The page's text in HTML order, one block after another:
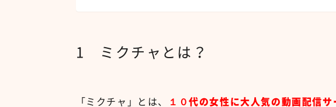
1 ミクチャとは？
「ミクチャ」とは、 １０代の女性に大人気の動画配信サ